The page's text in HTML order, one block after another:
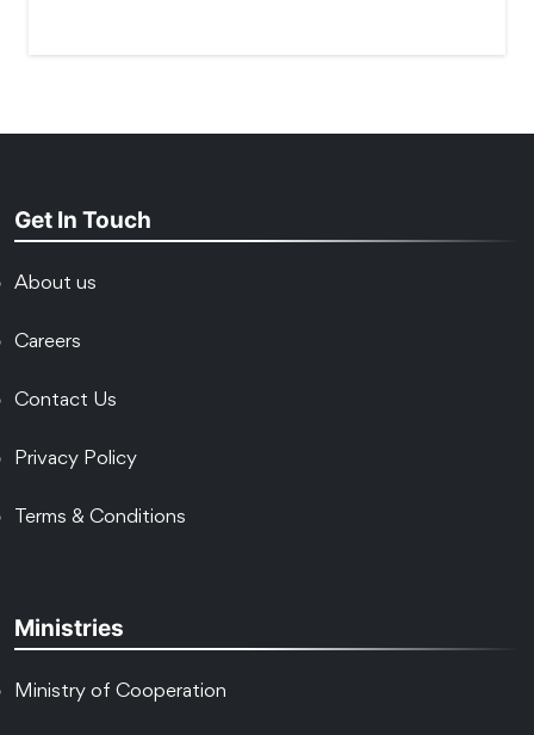
Get In Touch
About us
Careers
Contact Us
Privacy Policy
Terms & Conditions
Ministries
Ministry of Cooperation